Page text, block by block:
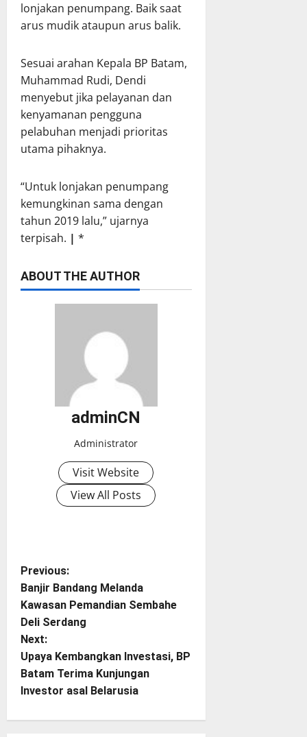
lonjakan penumpang. Baik saat
arus mudik ataupun arus balik.
Sesuai arahan Kepala BP Batam,
Muhammad Rudi, Dendi
menyebut jika pelayanan dan
kenyamanan pengguna
pelabuhan menjadi prioritas
utama pihaknya.
“Untuk lonjakan penumpang
kemungkinan sama dengan
tahun 2019 lalu,” ujarnya
terpisah. | *
ABOUT THE AUTHOR
adminCN
Administrator
Visit Website
View All Posts
P
o
s
t
n
a
Previous:
Banjir Bandang Melanda
Kawasan Pemandian Sembahe
Deli Serdang
Next:
Upaya Kembangkan Investasi, BP
Batam Terima Kunjungan
Investor asal Belarusia